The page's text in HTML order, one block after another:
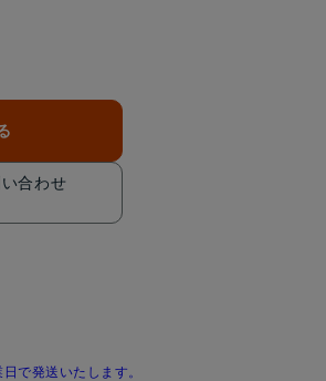
合わせ
で発送いたします。